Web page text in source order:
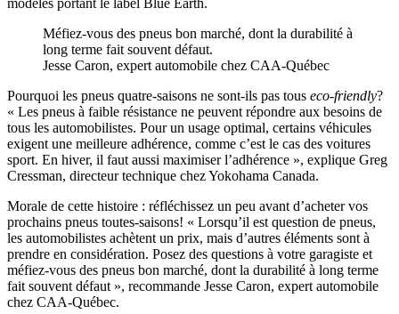
Méfiez-vous des pneus bon marché, dont la durabilité à
long terme fait souvent défaut.
Jesse Caron, expert automobile chez CAA-Québec
Pourquoi les pneus quatre-saisons ne sont-ils pas tous eco-friendly?
« Les pneus à faible résistance ne peuvent répondre aux besoins de
tous les automobilistes. Pour un usage optimal, certains véhicules
exigent une meilleure adhérence, comme c’est le cas des voitures
sport. En hiver, il faut aussi maximiser l’adhérence », explique Greg
Cressman, directeur technique chez Yokohama Canada.
Morale de cette histoire : réfléchissez un peu avant d’acheter vos
prochains pneus toutes-saisons! « Lorsqu’il est question de pneus,
les automobilistes achètent un prix, mais d’autres éléments sont à
prendre en considération. Posez des questions à votre garagiste et
méfiez-vous des pneus bon marché, dont la durabilité à long terme
fait souvent défaut », recommande Jesse Caron, expert automobile
chez CAA-Québec.